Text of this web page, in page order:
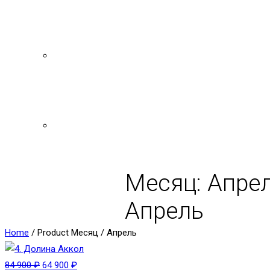
Месяц:
Апрель
Home / Product Месяц / Апрель
84 900₽ 64 900 ₽